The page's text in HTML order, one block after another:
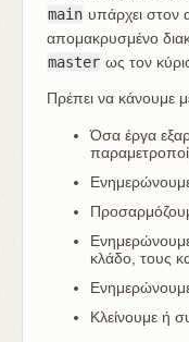
main υπάρχει στον
απομακρυσμένο
master ως τον
Πρέπει να κάνουμε
Όσα έργα
κλάδο, τους
Κλείνουμε ή